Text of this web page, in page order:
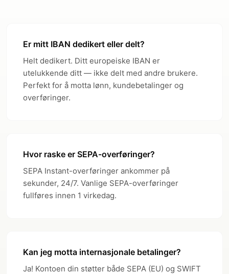
Er mitt IBAN dedikert eller delt?
Helt dedikert. Ditt europeiske IBAN er
utelukkende ditt — ikke delt med andre brukere.
Perfekt for å motta lønn, kundebetalinger og
overføringer.
Hvor raske er SEPA-overføringer?
SEPA Instant-overføringer ankommer på
sekunder, 24/7. Vanlige SEPA-overføringer
fullføres innen 1 virkedag.
Kan jeg motta internasjonale betalinger?
Ja! Kontoen din støtter både SEPA (EU) og SWIFT